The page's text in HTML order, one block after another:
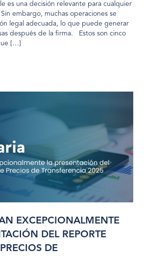
es una decisión relevante para cualquier
embargo, muchas operaciones se
legal adecuada, lo que puede generar
después de la firma. Estos son cinco
[…]
EXCEPCIONALMENTE
DEL REPORTE
DE